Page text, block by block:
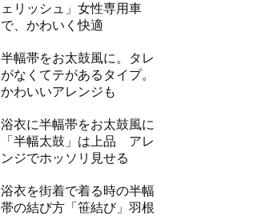
ェリッシュ」女性専用車
で、かわいく快適
半幅帯をお太鼓風に。タレ
がなくてテがあるタイプ。
かわいいアレンジも
浴衣に半幅帯をお太鼓風に
「半幅太鼓」は上品 アレ
ンジでホッソリ見せる
浴衣を街着で着る時の半幅
帯の結び方「笹結び」羽根